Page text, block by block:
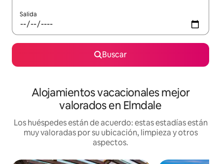
Salida
Buscar
Alojamientos vacacionales mejor
valorados en Elmdale
Los huéspedes están de acuerdo: estas estadías están
muy valoradas por su ubicación, limpieza y otros
aspectos.